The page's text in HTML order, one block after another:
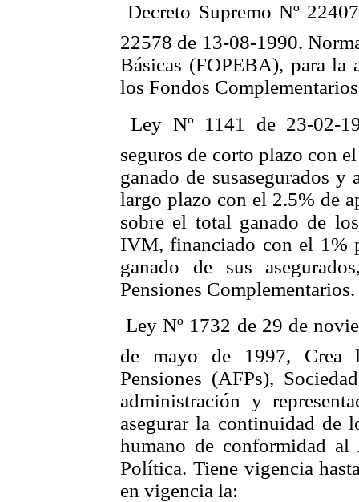
 Decreto Supremo Nº
22578 de 13-08-1990.
Básicas (FOPEBA), para la
los Fondos
 Ley Nº 1141 de 23-02-
seguros de corto plazo con
ganado de susasegurados
largo plazo con el 2.5% de
sobre el total ganado de
IVM, financiado con el 1%
ganado de sus
Pensiones Complementarios.
 Ley Nº 1732 de 29 de
de mayo de 1997, Crea
Pensiones (AFPs),
administración y
asegurar la continuidad de
humano de conformidad
Política. Tiene vigencia
en vigencia la: